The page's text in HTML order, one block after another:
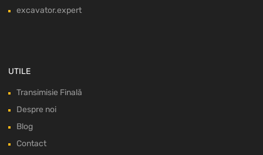
excavator.expert
UTILE
Transimisie Finală
Despre noi
Blog
Contact